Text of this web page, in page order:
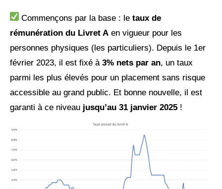
Commençons par la base : le taux de
rémunération du Livret A en vigueur pour les
personnes physiques (les particuliers). Depuis le 1er
février 2023, il est fixé à 3% nets par an, un taux
parmi les plus élevés pour un placement sans risque
accessible au grand public. Et bonne nouvelle, il est
garanti à ce niveau jusqu’au 31 janvier 2025 !